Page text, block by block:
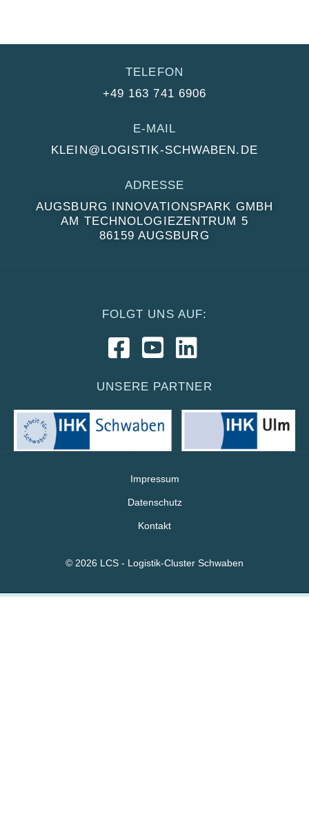
TELEFON
+49 163 741 6906
E-MAIL
KLEIN@LOGISTIK-SCHWABEN.DE
ADRESSE
AUGSBURG INNOVATIONSPARK GMBH
AM TECHNOLOGIEZENTRUM 5
86159 AUGSBURG
FOLGT UNS AUF:
UNSERE PARTNER
Impressum
Datenschutz
Kontakt
© 2026 LCS - Logistik-Cluster Schwaben